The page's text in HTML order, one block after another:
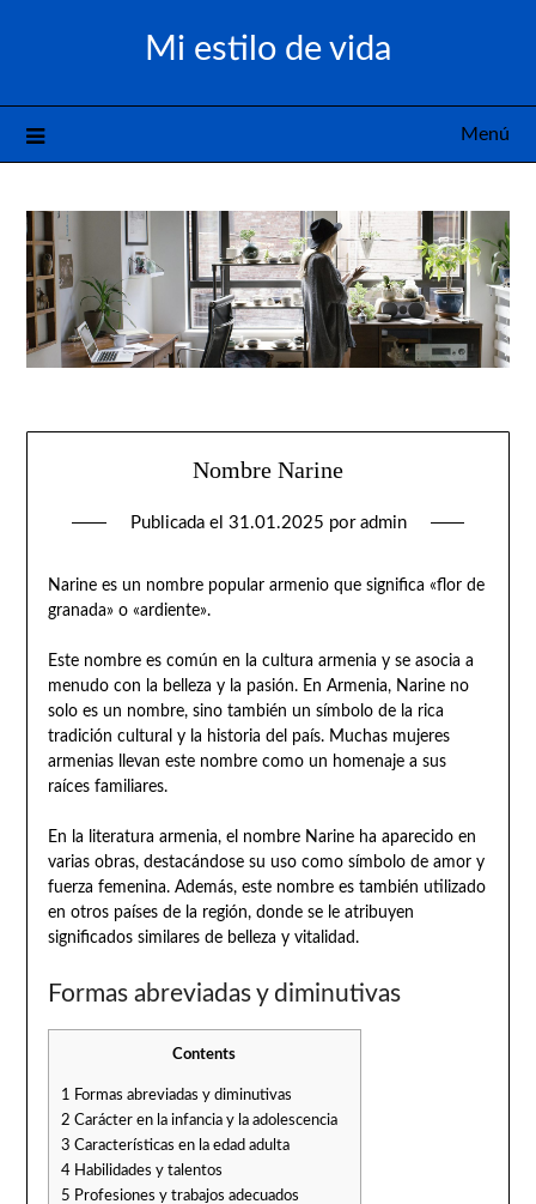
Mi estilo de vida
Menú
Nombre Narine
Publicada el 31.01.2025 por admin
Narine es un nombre popular armenio que significa «flor de
granada» o «ardiente».
Este nombre es común en la cultura armenia y se asocia a
menudo con la belleza y la pasión. En Armenia, Narine no
solo es un nombre, sino también un símbolo de la rica
tradición cultural y la historia del país. Muchas mujeres
armenias llevan este nombre como un homenaje a sus
raíces familiares.
En la literatura armenia, el nombre Narine ha aparecido en
varias obras, destacándose su uso como símbolo de amor y
fuerza femenina. Además, este nombre es también utilizado
en otros países de la región, donde se le atribuyen
significados similares de belleza y vitalidad.
Formas abreviadas y diminutivas
Contents
1 Formas abreviadas y diminutivas
2 Carácter en la infancia y la adolescencia
3 Características en la edad adulta
4Habilidades y talentos
5 Profesiones y trabajos adecuados